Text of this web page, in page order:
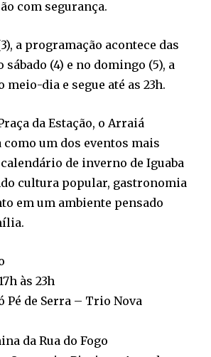
com segurança.
a programação acontece das
sábado (4) e no domingo (5), a
meio-dia e segue até as 23h.
da Estação, o Arraiá
como um dos eventos mais
de inverno de Iguaba
cultura popular, gastronomia
em um ambiente pensado
às 23h
Pé de Serra – Trio Nova
da Rua do Fogo